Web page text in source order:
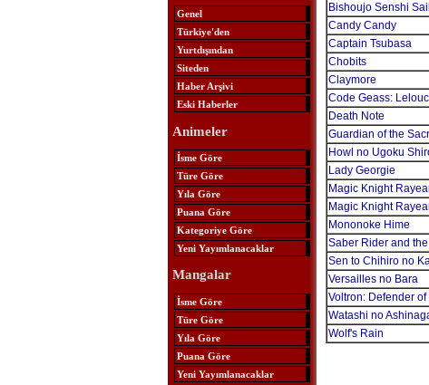
Genel
Türkiye'den
Yurtdışından
Siteden
Haber Arşivi
Eski Haberler
Animeler
İsme Göre
Türe Göre
Yıla Göre
Puana Göre
Kategoriye Göre
Yeni Yayımlanacaklar
Mangalar
İsme Göre
Türe Göre
Yıla Göre
Puana Göre
Yeni Yayımlanacaklar
Bishoujo Senshi
Candy Candy
Captain Tsubasa
Chobits
Claymore
Code Geass:
Death Note
Guardian of the
Howl no Ugoku
Lady Georgie
Magic Knight
Magic Knight
Mononoke Hime
Saber Rider and
Sen to Chihiro no
Versailles no Bara
Voltron: Defender
Watashi no
Wolf's Rain